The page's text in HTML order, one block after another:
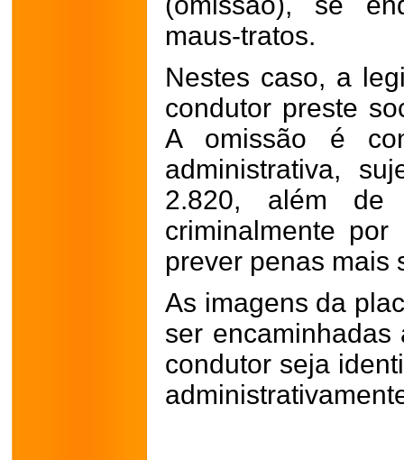
maus-tratos.
Nestes caso, a
condutor preste
A omissão é
administrativa,
2.820, além de
criminalmente
prever penas mais
As imagens da
ser
condutor seja